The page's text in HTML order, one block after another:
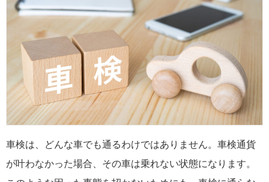
車検は、どんな車でも通るわけではありません。車検通貨
が叶わなかった場合、その車は乗れない状態になります。